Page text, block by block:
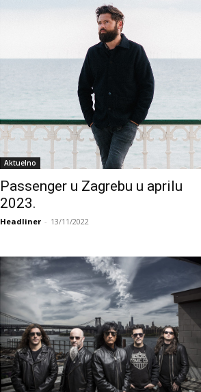
Aktuelno
Passenger u Zagrebu u aprilu
2023.
Headliner - 13/11/2022